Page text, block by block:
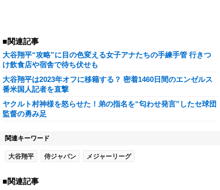
■関連記事
大谷翔平“攻略”に目の色変える女子アナたちの手練手管 行きつ
け飲食店や宿舎で待ち伏せも
大谷翔平は2023年オフに移籍する？ 密着1460日間のエンゼルス
番米国人記者を直撃
ヤクルト村神様を怒らせた！弟の指名を“匂わせ発言”したセ球団
監督の勇み足
関連キーワード
大谷翔平 侍ジャパン メジャーリーグ
■関連記事